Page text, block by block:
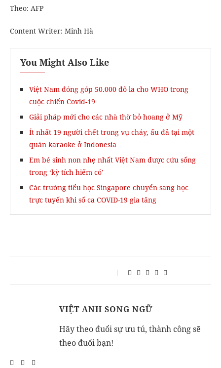
Theo: AFP
Content Writer: Minh Hà
You Might Also Like
Việt Nam đóng góp 50.000 đô la cho WHO trong
cuộc chiến Covid-19
Giải pháp mới cho các nhà thờ bỏ hoang ở Mỹ
Ít nhất 19 người chết trong vụ cháy, ẩu đả tại một
quán karaoke ở Indonesia
Em bé sinh non nhẹ nhất Việt Nam được cứu sống
trong ‘kỳ tích hiếm có'
Các trường tiểu học Singapore chuyển sang học
trực tuyến khi số ca COVID-19 gia tăng
VIỆT ANH SONG NGỮ
Hãy theo đuổi sự ưu tú, thành công sẽ
theo đuổi bạn!